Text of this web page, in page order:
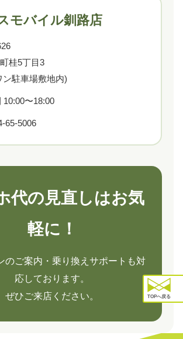
モバイル釧路店
桂5丁目3
ン駐車場敷地内)
10:00〜18:00
65-5006
代の見直しはお気
軽に！
のご案内・乗り換えサポートも対
応しております。
ぜひご来店ください。
TOPへ戻る